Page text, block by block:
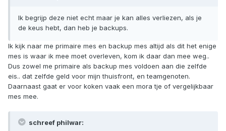
Ik begrijp deze niet echt maar je kan alles verliezen, als je
de keus hebt, dan heb je backups.
Ik kijk naar me primaire mes en backup mes altijd als dit het enige
mes is waar ik mee moet overleven, kom ik daar dan mee weg..
Dus zowel me primaire als backup mes voldoen aan die zelfde
eis.. dat zelfde geld voor mijn thuisfront, en teamgenoten.
Daarnaast gaat er voor koken vaak een mora tje of vergelijkbaar
mes mee.
schreef philwar: